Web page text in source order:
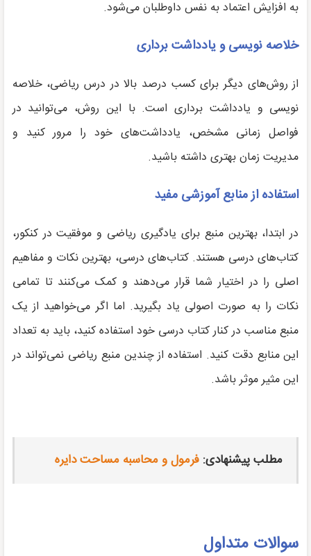
به افزایش اعتماد به نفس داوطلبان می‌شود.
خلاصه نویسی و یادداشت برداری
از روش‌های دیگر برای کسب درصد بالا در درس ریاضی، خلاصه
نویسی و یادداشت برداری است. با این روش، می‌توانید در
فواصل زمانی مشخص، یادداشت‌های خود را مرور کنید و
مدیریت زمان بهتری داشته باشید.
استفاده از منابع آموزشی مفید
در ابتدا، بهترین منبع برای یادگیری ریاضی و موفقیت در کنکور،
کتاب‌های درسی هستند. کتاب‌های درسی، بهترین نکات و مفاهیم
اصلی را در اختیار شما قرار می‌دهند و کمک می‌کنند تا تمامی
نکات را به صورت اصولی یاد بگیرید. اما اگر می‌خواهید از یک
منبع مناسب در کنار کتاب درسی خود استفاده کنید، باید به تعداد
این منابع دقت کنید. استفاده از چندین منبع ریاضی نمی‌تواند در
این مثیر موثر باشد.
مطلب پیشنهادی: فرمول و محاسبه مساحت دایره
سوالات متداول